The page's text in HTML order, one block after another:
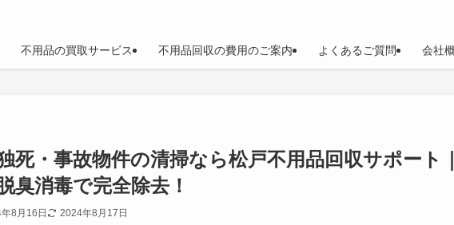
不用品の買取サービス 不用品回収の費用のご案内 よくあるご質問 会社
死・事故物件の清掃なら松戸不用品回収サポート
臭消毒で完全除去！
8月16日 2024年8月17日